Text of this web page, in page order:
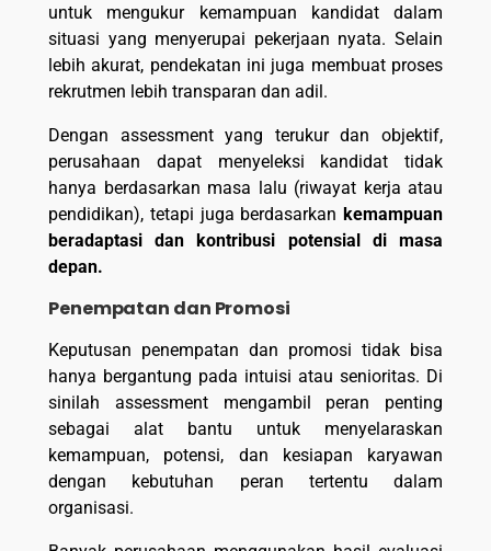
untuk mengukur kemampuan kandidat dalam
situasi yang menyerupai pekerjaan nyata. Selain
lebih akurat, pendekatan ini juga membuat proses
rekrutmen lebih transparan dan adil.
Dengan assessment yang terukur dan objektif,
perusahaan dapat menyeleksi kandidat tidak
hanya berdasarkan masa lalu (riwayat kerja atau
pendidikan), tetapi juga berdasarkan kemampuan
beradaptasi dan kontribusi potensial di masa
depan.
Penempatan dan Promosi
Keputusan penempatan dan promosi tidak bisa
hanya bergantung pada intuisi atau senioritas. Di
sinilah assessment mengambil peran penting
sebagai alat bantu untuk menyelaraskan
kemampuan, potensi, dan kesiapan karyawan
dengan kebutuhan peran tertentu dalam
organisasi.